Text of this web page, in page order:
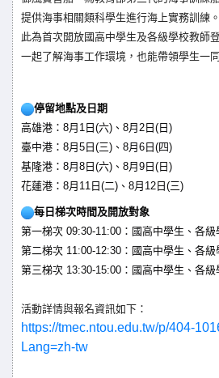
提供海事相關類科學生進行海上實務訓練。
此為首次開放國高中學生及各級學校教師
一起了解海事工作環境，也能帶領學生一
停留地點及日期
高雄港：8月1日(六)、8月2日(日)
臺中港：8月5日(三)、8月6日(四)
基隆港：8月8日(六)、8月9日(日)
花蓮港：8月11日(二)、8月12日(三)
每日梯次時間及開放對象
第一梯次 09:30-11:00：國高中學生、各級
第二梯次 11:00-12:30：國高中學生、各級
第三梯次 13:30-15:00：國高中學生、各級
活動詳情與報名資訊如下：
https://tmec.ntou.edu.tw/p/404-
Lang=zh-tw